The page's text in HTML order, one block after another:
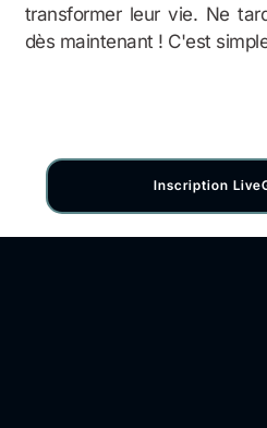
transformer leur vie. Ne
dès maintenant ! C'est
Inscription